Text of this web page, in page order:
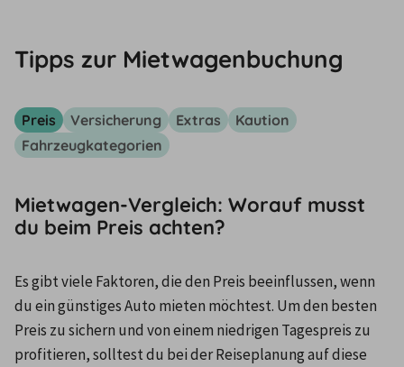
Tipps zur Mietwagenbuchung
Preis Versicherung Extras
Kaution
Fahrzeugkategorien
Mietwagen-Vergleich: Worauf musst
du beim Preis achten?
Es gibt viele Faktoren, die den Preis beeinflussen, wenn
du ein günstiges Auto mieten möchtest. Um den besten
Preis zu sichern und von einem niedrigen Tagespreis zu
profitieren, solltest du bei der Reiseplanung auf diese